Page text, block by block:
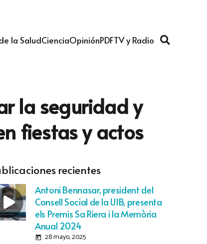
la SaludCienciaOpiniónPDFTV y Radio
la seguridad y
fiestas y actos
recientes
Antoni Bennasar, president del
Consell Social de la UIB, presenta
els Premis Sa Riera i la Memòria
Anual 2024
today 28 mayo, 2025